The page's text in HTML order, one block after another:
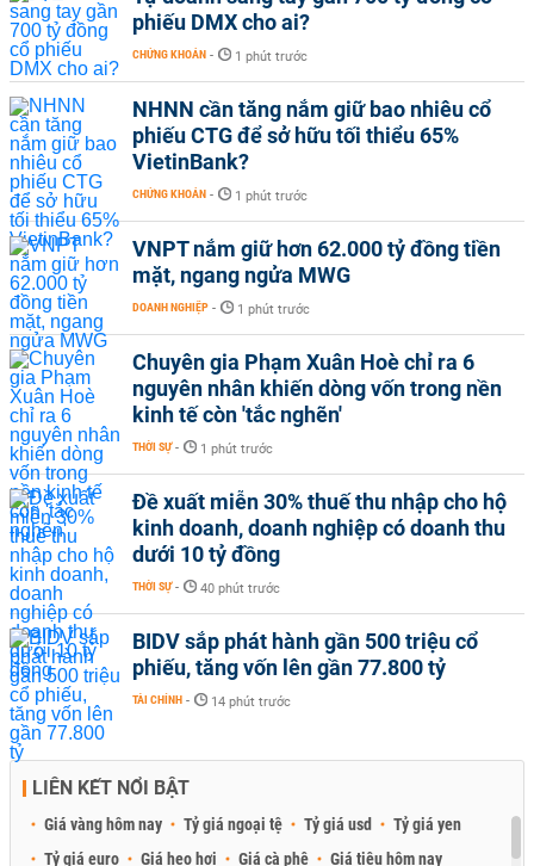
phiếu DMX cho ai?
CHỨNG KHOÁN - 1 phút trước
NHNN cần tăng nắm giữ bao nhiêu cổ
phiếu CTG để sở hữu tối thiểu 65%
VietinBank?
CHỨNG KHOÁN - 1 phút trước
VNPT nắm giữ hơn 62.000 tỷ đồng tiền
mặt, ngang ngửa MWG
DOANH NGHIỆP - 1 phút trước
Chuyên gia Phạm Xuân Hoè chỉ ra 6
nguyên nhân khiến dòng vốn trong nền
kinh tế còn 'tắc nghẽn'
THỜI SỰ - 1 phút trước
Đề xuất miễn 30% thuế thu nhập cho hộ
kinh doanh, doanh nghiệp có doanh thu
dưới 10 tỷ đồng
THỜI SỰ - 40 phút trước
BIDV sắp phát hành gần 500 triệu cổ
phiếu, tăng vốn lên gần 77.800 tỷ
TÀI CHÍNH - 14 phút trước
LIÊN KẾT NỔI BẬT
Giá vàng hôm nay Tỷ giá ngoại tệ Tỷ giá usd
Tỷ giá yen
Tỷ giá euro
Giá heo hơi Giá cà phê Giá tiêu hôm nay